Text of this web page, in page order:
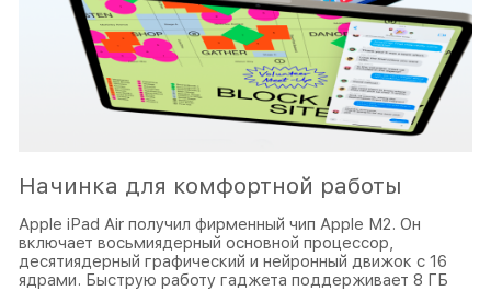
Начинка для комфортной работы
Apple iPad Air получил фирменный чип Apple M2. Он
включает восьмиядерный основной процессор,
десятиядерный графический и нейронный движок с 16
ядрами. Быструю работу гаджета поддерживает 8 ГБ